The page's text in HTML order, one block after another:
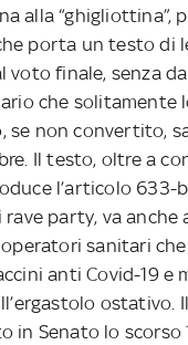
alla “ghigliottina”,
porta un testo di
voto finale, senza
che solitamente
se non convertito,
Il testo, oltre a
l’articolo 633-
party, va anche
sanitari
anti Covid-19 e
ostativo.
in Senato lo scorso